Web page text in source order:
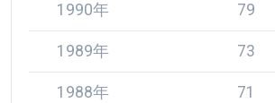
1990年 79
1989年 73
1988年 71